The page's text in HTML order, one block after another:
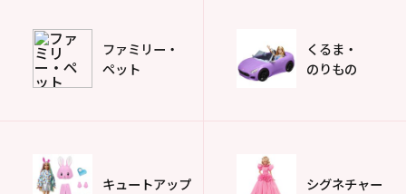
ファミリー・
ペット
くるま・
のりもの
キュートアップ シグネチャー